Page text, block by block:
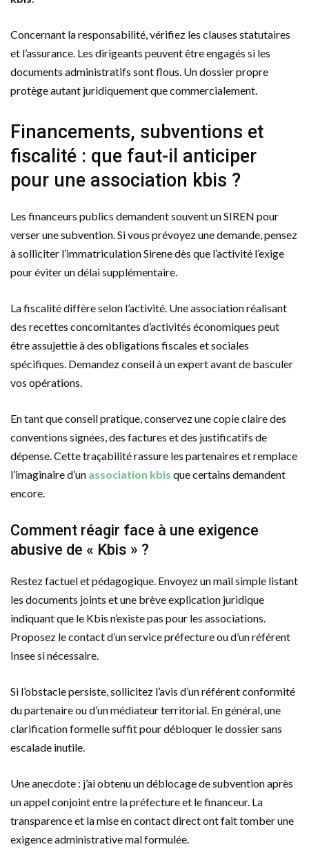
Concernant la responsabilité, vérifiez les clauses statutaires
et l’assurance. Les dirigeants peuvent être engagés si les
documents administratifs sont flous. Un dossier propre
protège autant juridiquement que commercialement.
Financements, subventions et
fiscalité : que faut-il anticiper
pour une association kbis ?
Les financeurs publics demandent souvent un SIREN pour
verser une subvention. Si vous prévoyez une demande, pensez
à solliciter l’immatriculation Sirene dès que l’activité l’exige
pour éviter un délai supplémentaire.
La fiscalité diffère selon l’activité. Une association réalisant
des recettes concomitantes d’activités économiques peut
être assujettie à des obligations fiscales et sociales
spécifiques. Demandez conseil à un expert avant de basculer
vos opérations.
En tant que conseil pratique, conservez une copie claire des
conventions signées, des factures et des justificatifs de
dépense. Cette traçabilité rassure les partenaires et remplace
l’imaginaire d’un association kbis que certains demandent
encore.
Comment réagir face à une exigence
abusive de « Kbis » ?
Restez factuel et pédagogique. Envoyez un mail simple listant
les documents joints et une brève explication juridique
indiquant que le Kbis n’existe pas pour les associations.
Proposez le contact d’un service préfecture ou d’un référent
Insee si nécessaire.
Si l’obstacle persiste, sollicitez l’avis d’un référent conformité
du partenaire ou d’un médiateur territorial. En général, une
clarification formelle suffit pour débloquer le dossier sans
escalade inutile.
Une anecdote : j’ai obtenu un déblocage de subvention après
un appel conjoint entre la préfecture et le financeur. La
transparence et la mise en contact direct ont fait tomber une
exigence administrative mal formulée.